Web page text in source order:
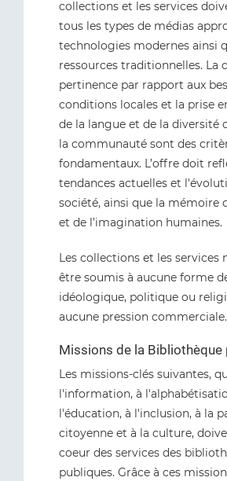
collections et les services
tous les types de médias
technologies modernes ainsi
ressources traditionnelles. La
pertinence par rapport aux
conditions locales et la prise
de la langue et de la diversité
la communauté sont des
fondamentaux. L’offre doit
tendances actuelles et
société, ainsi que la mémoire
et de l’imagination humaines.
Les collections et les services
être soumis à aucune forme
idéologique, politique ou
aucune pression commerciale.
Missions de la Bibliothèque
Les missions-clés suivantes,
l'information, à
l'éducation, à l'inclusion, à la
citoyenne et à la culture,
coeur des services des
publiques. Grâce à ces